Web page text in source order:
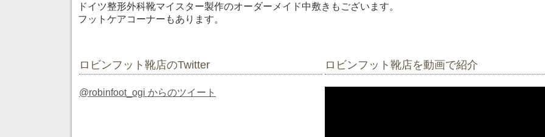
ドイツ整形外科靴マイスター製作のオーダーメイド中敷きもございます。
フットケアコーナーもあります。
ロビンフット靴店のTwitter
@robinfoot_ogi からのツイート
ロビンフット靴店を動画で紹介